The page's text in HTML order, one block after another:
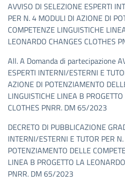
AVVISO DI SELEZIONE ESPERTI
PER N. 4 MODULI DI AZIONE DI
COMPETENZE LINGUISTICHE
LEONARDO CHANGES CLOTHES
All. A Domanda di partecipazione
ESPERTI INTERNI/ESTERNI E
AZIONE DI POTENZIAMENTO
LINGUISTICHE LINEA B
CLOTHES PNRR. DM 65/2023
DECRETO DI PUBBLICAZIONE
INTERNI/ESTERNI E TUTOR PER
POTENZIAMENTO DELLE
LINEA B PROGETTO LA
PNRR. DM 65/2023